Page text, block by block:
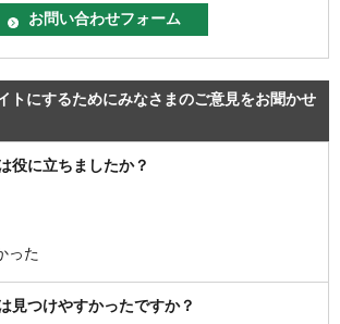
トにするためにみなさまのご意見をお聞かせ
役に立ちましたか？
った
見つけやすかったですか？